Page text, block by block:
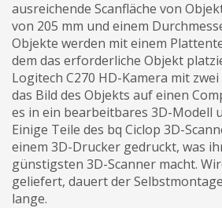
ausreichende Scanfläche von
von 205 mm und einem
Objekte werden mit einem
dem das erforderliche Objekt
Logitech C270 HD-Kamera mit
das Bild des Objekts auf einen
es in ein bearbeitbares 3D-Modell
Einige Teile des bq Ciclop 3D-
einem 3D-Drucker gedruckt, was
günstigsten 3D-Scanner macht.
geliefert, dauert der
lange.